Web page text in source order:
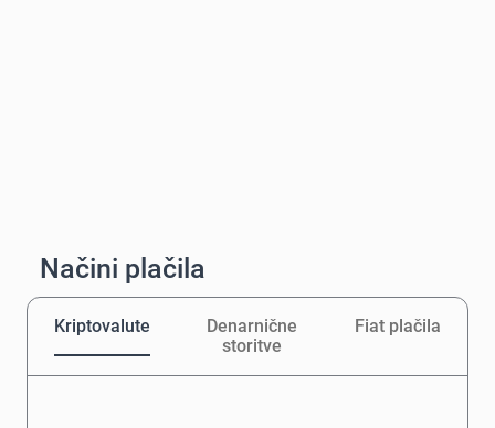
Načini plačila
Kriptovalute
Denarnične
storitve
Fiat plačila